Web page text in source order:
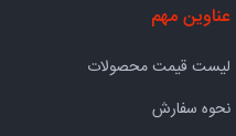
عناوین مهم
لیست قیمت محصولات
نحوه سفارش